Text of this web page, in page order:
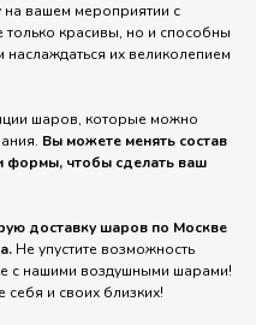
вашем мероприятии с
красивы, но и способны
наслаждаться их великолепием
шаров, которые можно
Вы можете менять состав
формы, чтобы сделать ваш
доставку шаров по Москве
Не упустите возможность
с нашими воздушными шарами!
себя и своих близких!